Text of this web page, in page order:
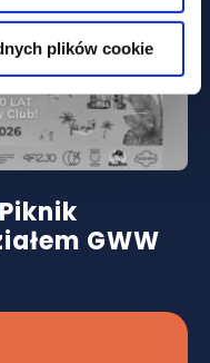
plików cookie
GWW